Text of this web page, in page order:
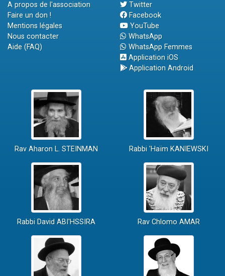
A propos de l'association
Faire un don !
Mentions légales
Nous contacter
Aide (FAQ)
Twitter
Facebook
YouTube
WhatsApp
WhatsApp Femmes
Application iOS
Application Android
Rav Aharon L. STEINMAN Rabbi 'Haïm KANIEWSKI
Rabbi David ABI'HSSIRA Rav Chlomo AMAR